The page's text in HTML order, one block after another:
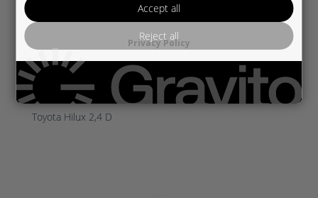
TO17201-11070
Toyota Hilux 2,4 D
Accept all
Reject all
Privacy Policy